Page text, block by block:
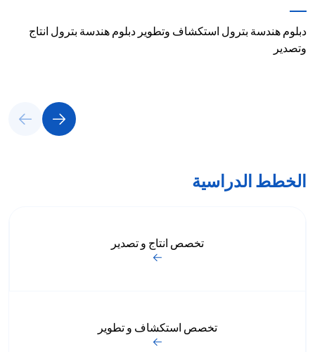
دبلوم هندسة بترول استكشاف وتطوير دبلوم هندسة بترول انتاج
وتصدير
الخطط الدراسية
تخصص انتاج و تصدير
تخصص استكشاف و تطوير